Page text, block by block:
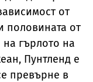
от
половината от
гърлото на
Пунтленд е
превърне в